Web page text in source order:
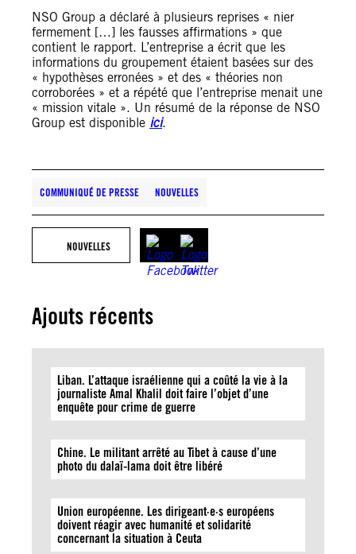
NSO Group a déclaré à plusieurs reprises « nier
fermement […] les fausses affirmations » que
contient le rapport. L’entreprise a écrit que les
informations du groupement étaient basées sur des
« hypothèses erronées » et des « théories non
corroborées » et a répété que l’entreprise menait une
« mission vitale ». Un résumé de la réponse de NSO
Group est disponible ici.
COMMUNIQUÉ DE PRESSE NOUVELLES
NOUVELLES
Ajouts récents
Liban. L’attaque israélienne qui a coûté la vie à la
journaliste Amal Khalil doit faire l’objet d’une
enquête pour crime de guerre
Chine. Le militant arrêté au Tibet à cause d’une
photo du dalaï-lama doit être libéré
Union européenne. Les dirigeant·e·s européens
doivent réagir avec humanité et solidarité
concernant la situation à Ceuta